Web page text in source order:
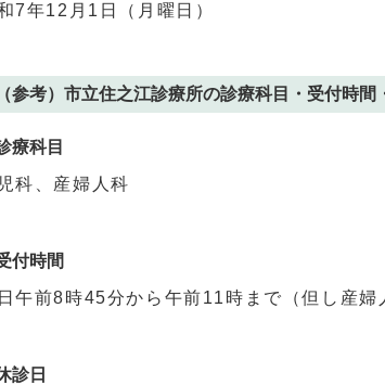
7年12月1日（月曜日）
（参考）市立住之江診療所の診療科目・受付時間
療科目
科、産婦人科
付時間
午前8時45分から午前11時まで（但し産婦
診日